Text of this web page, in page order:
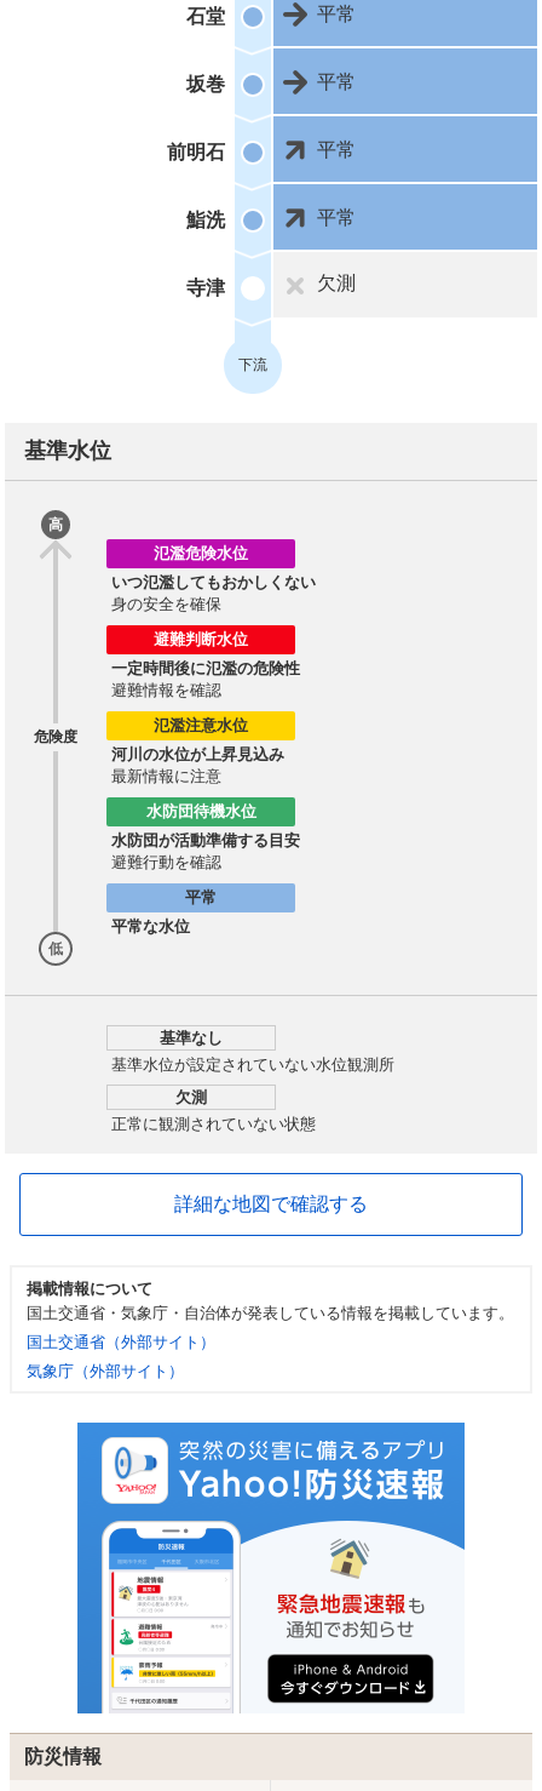
石堂 平常
坂巻 平常
前明石 平常
鮨洗 平常
寺津 欠測
下流
基準水位
高
危険度
低
氾濫危険水位
いつ氾濫してもおかしくない
身の安全を確保
避難判断水位
一定時間後に氾濫の危険性
避難情報を確認
氾濫注意水位
河川の水位が上昇見込み
最新情報に注意
水防団待機水位
水防団が活動準備する目安
避難行動を確認
平常
平常な水位
基準なし
基準水位が設定されていない水位観測所
欠測
正常に観測されていない状態
詳細な地図で確認する
掲載情報について
国土交通省・気象庁・自治体が発表している情報を掲載しています。
国土交通省（外部サイト）
気象庁（外部サイト）
防災情報